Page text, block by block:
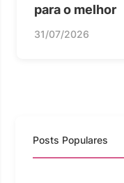
para o melhor
31/07/2026
Posts Populares